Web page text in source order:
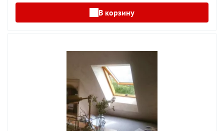
В корзину